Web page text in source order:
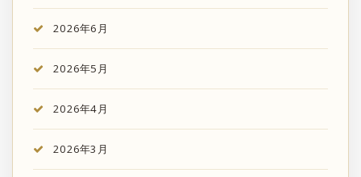
2026年6月
2026年5月
2026年4月
2026年3月